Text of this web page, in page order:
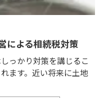
による相続税対策
っかり対策を講じるこ
ます。近い将来に土地